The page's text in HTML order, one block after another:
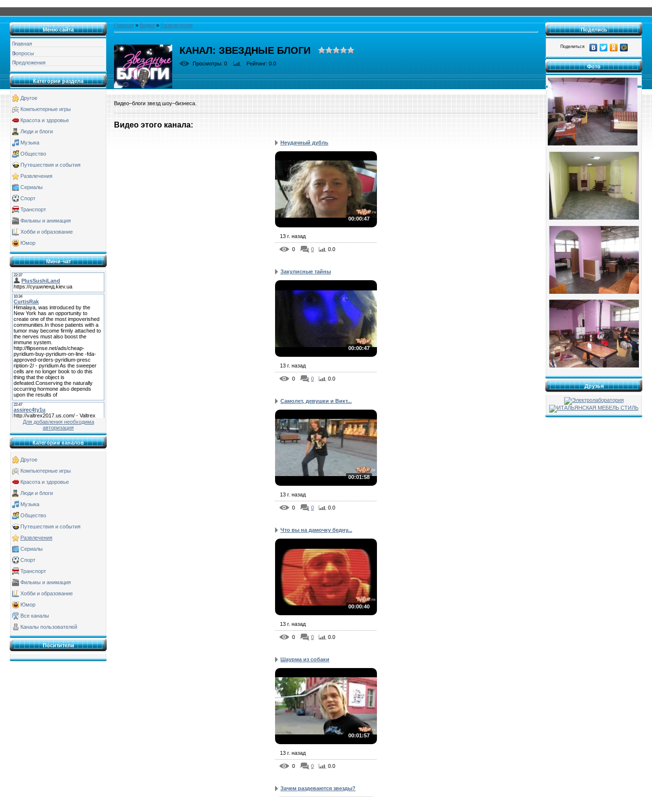
Меню сайта
Главная
Вопросы
Предложения
Категории раздела
Другое
Компьютерные игры
Красота и здоровье
Люди и блоги
Музыка
Общество
Путешествия и события
Развлечения
Сериалы
Спорт
Транспорт
Фильмы и анимация
Хобби и образование
Юмор
Мини-чат
Для добавления необходима
авторизация
Категории каналов
Другое
Компьютерные игры
Красота и здоровье
Люди и блоги
Музыка
Общество
Путешествия и события
Развлечения
Сериалы
Спорт
Транспорт
Фильмы и анимация
Хобби и образование
Юмор
Все каналы
Каналы пользователей
Поситители
Главная » Видео » Развлечения
КАНАЛ: ЗВЕЗДНЫЕ БЛОГИ
Просмотры: 0 Рейтинг: 0.0
Видео–блоги звезд шоу–бизнеса.
Видео этого канала:
Неудачный дубль
00:00:47
13 г. назад
0 0 0.0
Закулисные тайны
00:00:47
13 г. назад
0 0 0.0
Самолет, девушки и Викт...
00:01:58
13 г. назад
0 0 0.0
Что вы на дамочку бедну...
00:00:40
13 г. назад
0 0 0.0
Шаурма из собаки
00:01:57
13 г. назад
0 0 0.0
Зачем раздеваются звезды?
Поделись
Поделиться
Фото
Друзья